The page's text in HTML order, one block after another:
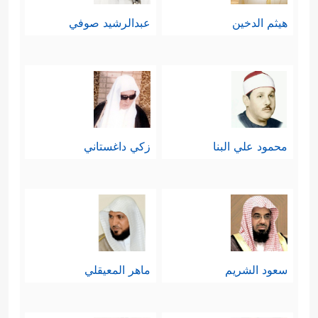
الحق بالباطل.
غير زوجٍ، واحتَجَّت بقصة آدم أو بقصة
عيسى
، فادِّعاؤها مرفوض
واحتجاجُها باطل، أما في قصة عيسى
على صدق مريم فيما ادَّعَته، ويكفيها
شهادةُ وليدها ونطقُه بالحق في أيامه
الأولى، وهي معجزة وبرهان إلهي لا
هيثم الدخين عبدالرشيد صوفي
محمود علي البنا زكي داغستاني
سعود الشريم ماهر المعيقلي